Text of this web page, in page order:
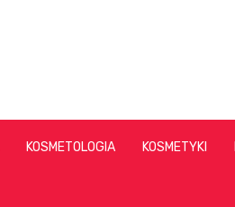
KOSMETOLOGIA KOSMETYKI